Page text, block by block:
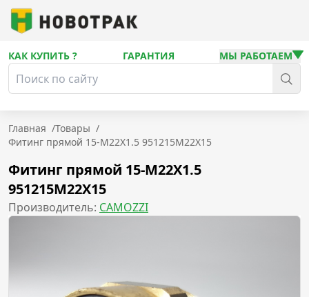
КАК КУПИТЬ ? ГАРАНТИЯ МЫ РАБОТАЕМ
Главная /Товары /
Фитинг прямой 15-M22X1.5 951215M22X15
Фитинг прямой 15-M22X1.5
951215M22X15
Производитель: CAMOZZI